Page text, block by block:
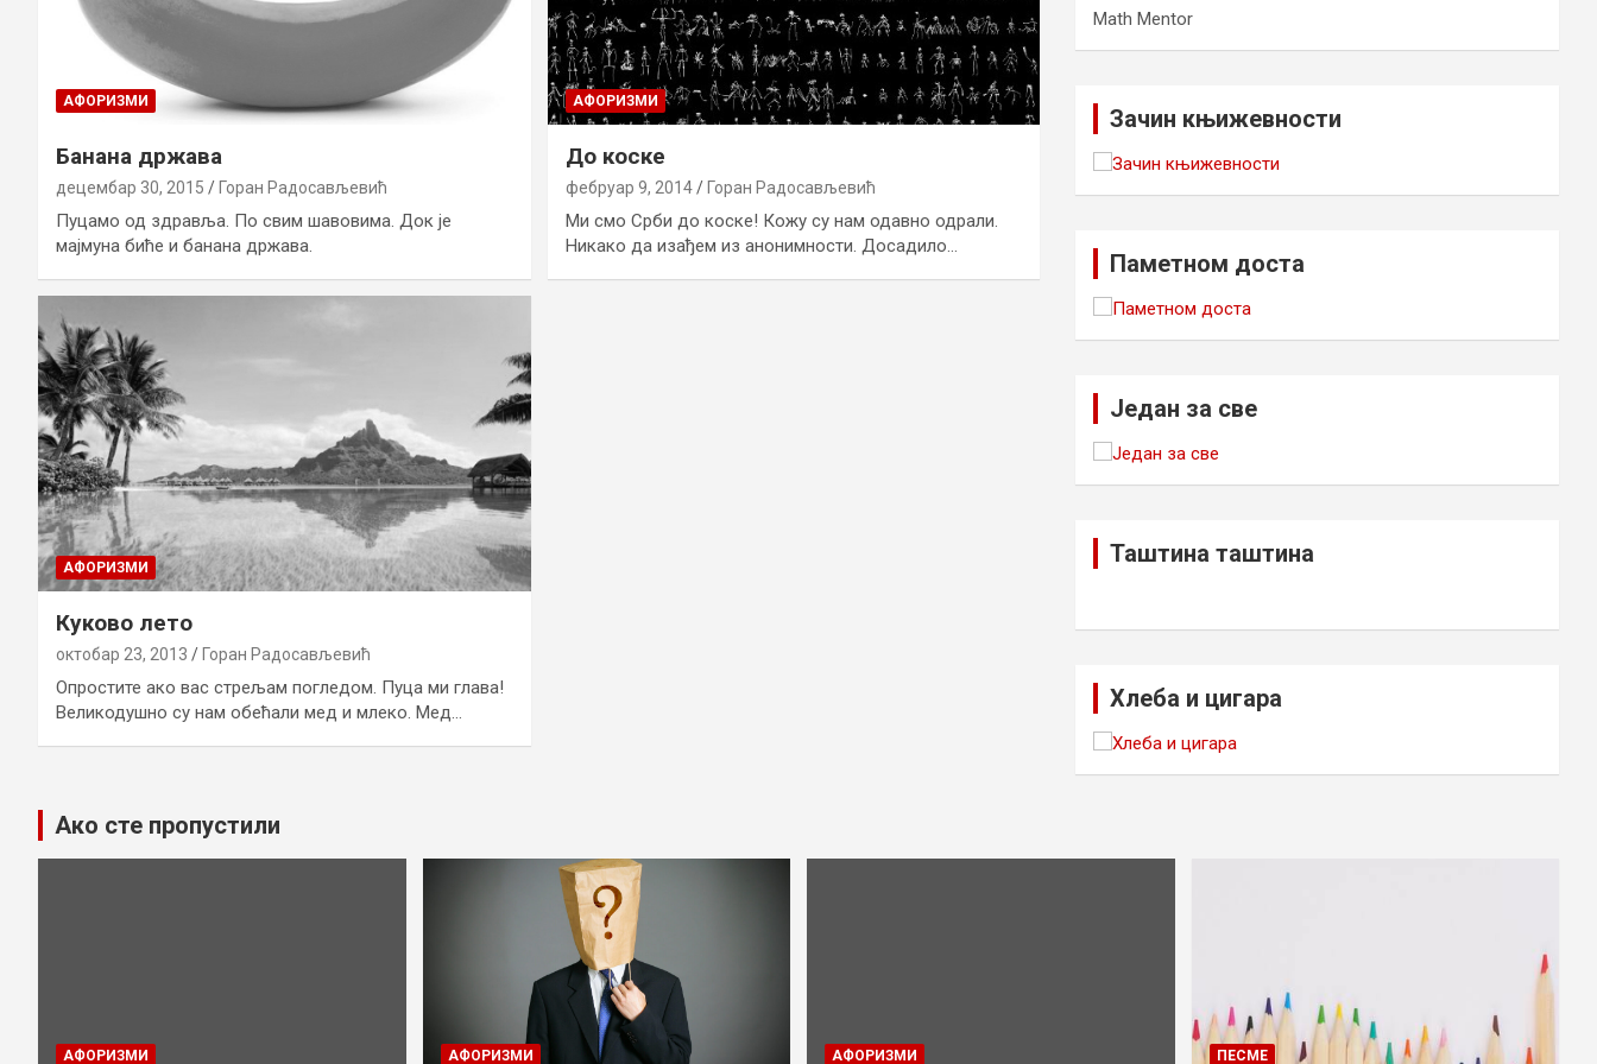
AФОРИЗМИ
Банана држава
децембар 30, 2015 Горан Радосављевић
Пуцамо од здравља. По свим шавовима. Док је
мајмуна биће и банана држава.
AФОРИЗМИ
До коске
фебруар 9, 2014 Горан Радосављевић
Ми смо Срби до коске! Кожу су нам одавно одрали.
Никако да изађем из анонимности. Досадило…
AФОРИЗМИ
Куково лето
октобар 23, 2013 Горан Радосављевић
Опростите ако вас стрељам погледом. Пуца ми глава!
Великодушно су нам обећали мед и млеко. Мед…
Math Mentor
Зачин књижевности
Паметном доста
Један за све
Таштина таштина
Хлеба и цигара
Ако сте пропустили
AФОРИЗМИ AФОРИЗМИ AФОРИЗМИ ПЕСМЕ